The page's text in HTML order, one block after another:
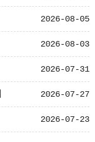
2026-08-05
2026-08-03
2026-07-31
2026-07-27
2026-07-23